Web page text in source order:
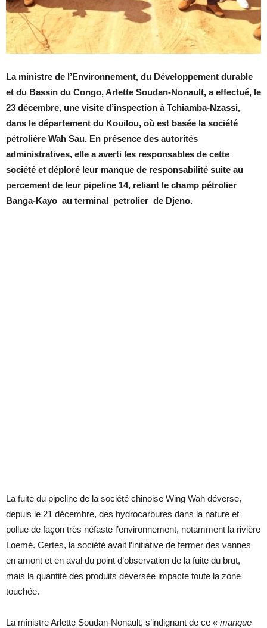
La ministre de l’Environnement, du Développement durable
et du Bassin du Congo, Arlette Soudan-Nonault, a effectué, le
23 décembre, une visite d’inspection àTchiamba-Nzassi,
dans le département du Kouilou, où est basée la société
pétrolière Wah Sau. En présence des autorités
administratives, elle a averti les responsables de cette
société et déploré leur manque de responsabilité suite au
percement de leur pipeline 14, reliant le champ pétrolier
Banga-Kayo au terminal petrolier de Djeno.
La fuite du pipeline de la société chinoise Wing Wah déverse,
depuis le 21 décembre, des hydrocarbures dans la nature et
pollue de façon très néfaste l’environnement, notamment la rivière
Loemé. Certes, la société avait l’initiative de fermer des vannes
en amont et en aval du point d’observation de la fuite du brut,
mais la quantité des produits déversée impacte toute la zone
touchée.
La ministre Arlette Soudan-Nonault, s’indignant de ce « manque